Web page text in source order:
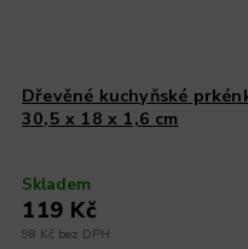
Dřevěné kuchyňské
30,5 x 18 x 1,6 cm
Skladem
98 Kč bez DPH
119 Kč